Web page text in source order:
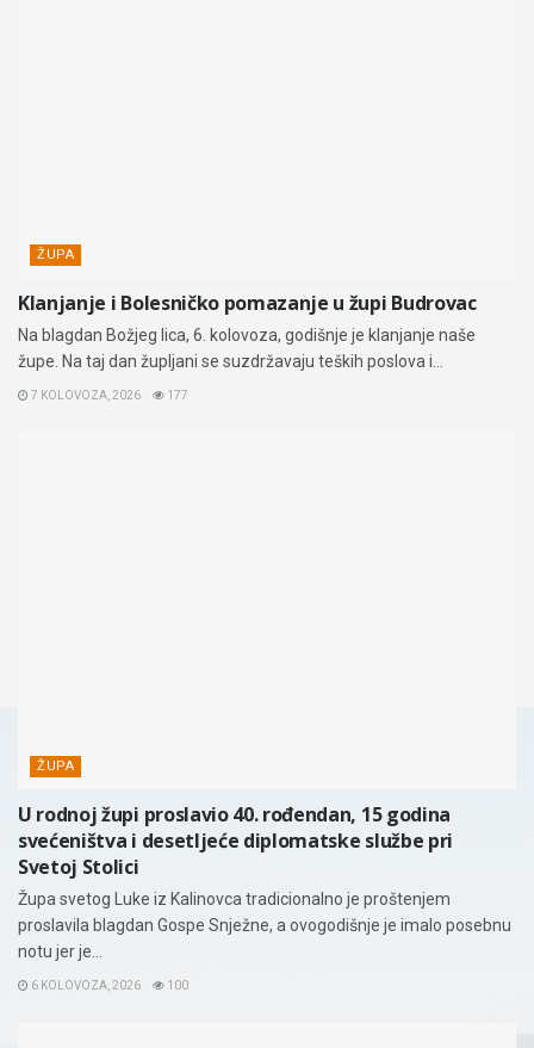
ŽUPA
Klanjanje i Bolesničko pomazanje u župi Budrovac
Na blagdan Božjeg lica, 6. kolovoza, godišnje je klanjanje naše
župe. Na taj dan župljani se suzdržavaju teških poslova i...
7 KOLOVOZA, 2026 177
ŽUPA
U rodnoj župi proslavio 40. rođendan, 15 godina
svećeništva i desetljeće diplomatske službe pri
Svetoj Stolici
Župa svetog Luke iz Kalinovca tradicionalno je proštenjem
proslavila blagdan Gospe Snježne, a ovogodišnje je imalo posebnu
notu jer je...
6 KOLOVOZA, 2026 100